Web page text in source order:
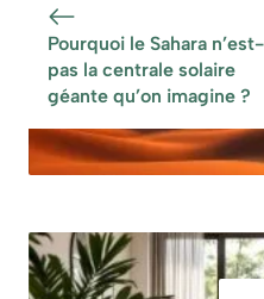
Pourquoi le Sahara
pas la centrale solaire
géante qu’on imagine ?